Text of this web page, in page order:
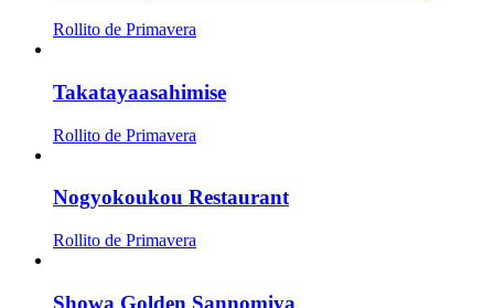
Rollito de Primavera
Takatayaasahimise
Rollito de Primavera
Nogyokoukou Restaurant
Rollito de Primavera
Showa Golden Sannomiya